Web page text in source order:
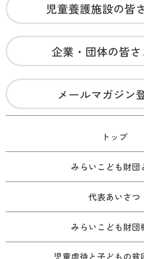
児童養護施設の皆
企業・団体の皆
メールマガジン
トップ
みらいこども財団
代表あいさつ
みらいこども財団